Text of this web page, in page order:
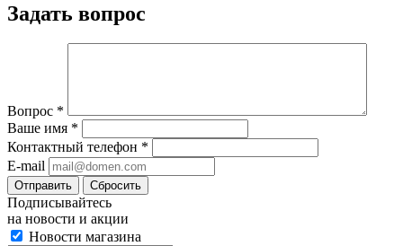
Задать вопрос
Вопрос *
Ваше имя *
Контактный телефон *
E-mail
Отправить Сбросить
Подписывайтесь
на новости и акции
Новости магазина